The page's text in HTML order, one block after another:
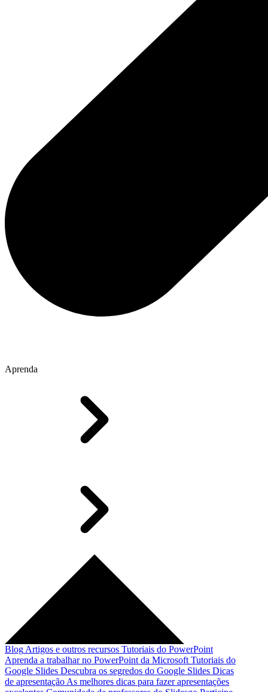
Aprenda
Blog Artigos e outros recursos Tutoriais do PowerPoint
Aprenda a trabalhar no PowerPoint da Microsoft Tutoriais do
Google Slides Descubra os segredos do Google Slides Dicas
de apresentação As melhores dicas para fazer apresentações